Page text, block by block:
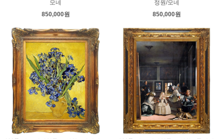
모네
850,000원
정원/모네
850,000원